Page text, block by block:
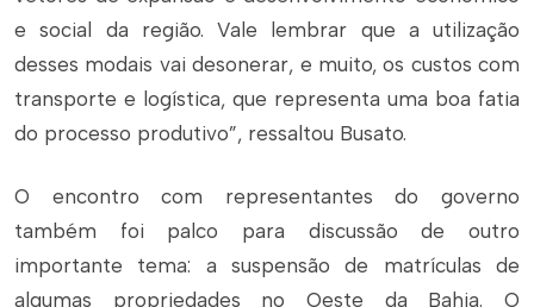
e social da região. Vale lembrar que a utilização
desses modais vai desonerar, e muito, os custos com
transporte e logística, que representa uma boa fatia
do processo produtivo”, ressaltou Busato.
O encontro com representantes do governo
também foi palco para discussão de outro
importante tema: a suspensão de matrículas de
algumas propriedades no Oeste da Bahia. O